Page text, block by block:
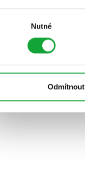
Nutné
Odmítnout